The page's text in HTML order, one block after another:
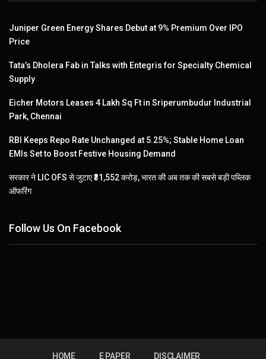
Juniper Green Energy Shares Debut at 9% Premium Over IPO
Price
Tata’s Dholera Fab in Talks with Entegris for Specialty Chemical
Supply
Eicher Motors Leases 4 Lakh Sq Ft in Sriperumbudur Industrial
Park, Chennai
RBI Keeps Repo Rate Unchanged at 5.25%; Stable Home Loan
EMIs Set to Boost Festive Housing Demand
सरकार ने LIC OFS से जुटाए ₹31,552 करोड़, भारत की अब तक की सबसे बड़ी पब्लिक
ऑफरिंग
Follow Us On Facebook
HOME E PAPER DISCLAIMER